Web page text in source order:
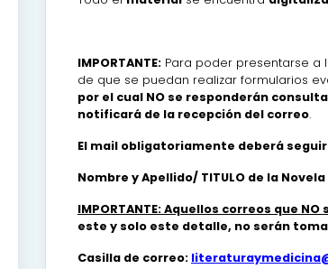
IMPORTANTE: Para poder presentarse a
de que se puedan realizar formularios
por el cual NO se responderán
notificará de la recepción del correo.
El mail obligatoriamente deberá
Nombre y Apellido/ TITULO de la Novela
IMPORTANTE: Aquellos correos que
este y solo este detalle, no serán
Casilla de correo: